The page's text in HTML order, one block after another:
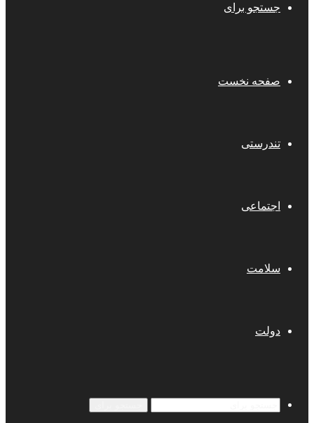
جستجو برای
صفحه نخست
تندرستی
اجتماعی
سلامت
دولت